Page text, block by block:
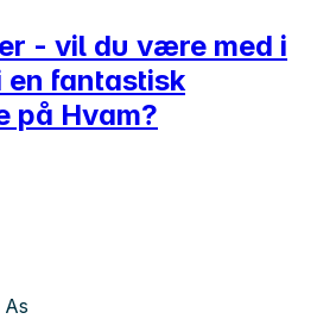
- vil du være med i
fantastisk
på Hvam?